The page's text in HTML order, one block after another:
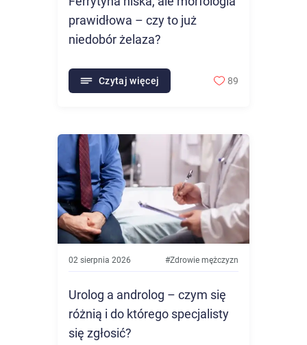
prawidłowa – czy to już
niedobór żelaza?
Czytaj więcej 89
02 sierpnia 2026 #Zdrowie mężczyzn
Urolog a androlog – czym się
różnią i do którego specjalisty
się zgłosić?